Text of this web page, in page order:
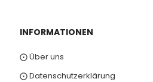
INFORMATIONEN
⨀ Über uns
⨀ Datenschutzerklärung